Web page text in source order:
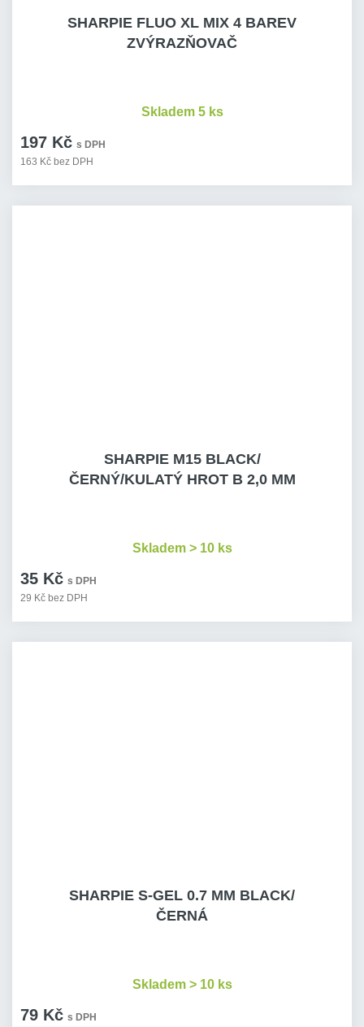
SHARPIE FLUO XL MIX 4 BAREV
ZVÝRAZŇOVAČ
197 Kč s DPH
163 Kč bez DPH
Skladem 5 ks
SHARPIE M15 BLACK/
ČERNÝ/KULATÝ HROT B 2,0 MM
35 Kč s DPH
29 Kč bez DPH
Skladem > 10 ks
SHARPIE S-GEL 0.7 MM BLACK/
ČERNÁ
79 Kč s DPH
Skladem > 10 ks